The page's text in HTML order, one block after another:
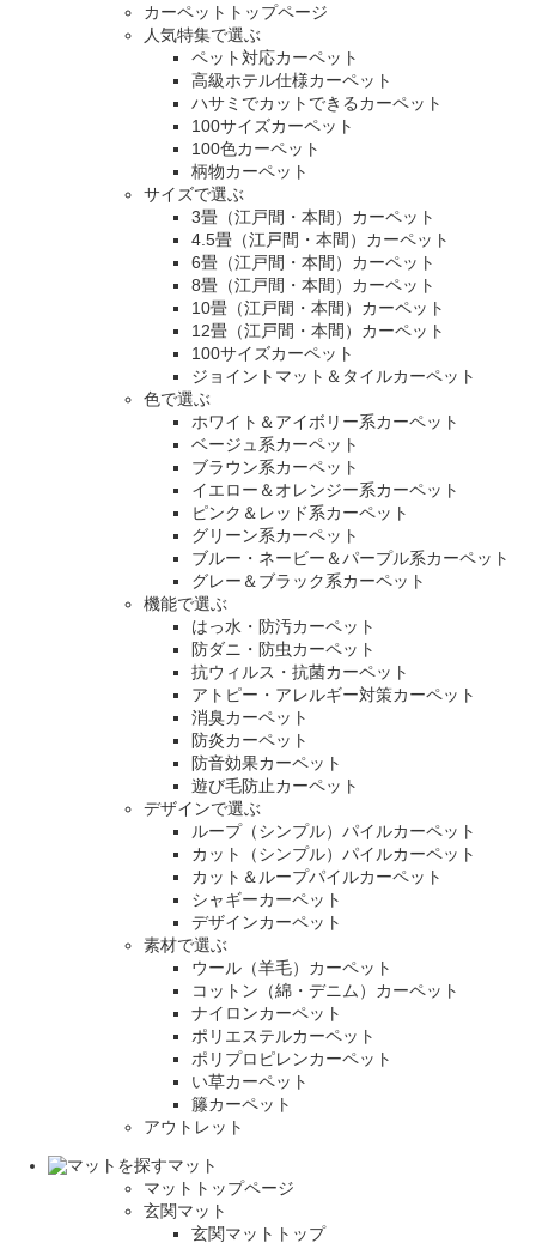
カーペットトップページ
人気特集で選ぶ
ペット対応カーペット
高級ホテル仕様カーペット
ハサミでカットできるカーペット
100サイズカーペット
100色カーペット
柄物カーペット
サイズで選ぶ
3畳（江戸間・本間）カーペット
4.5畳（江戸間・本間）カーペット
6畳（江戸間・本間）カーペット
8畳（江戸間・本間）カーペット
10畳（江戸間・本間）カーペット
12畳（江戸間・本間）カーペット
100サイズカーペット
ジョイントマット＆タイルカーペット
色で選ぶ
ホワイト＆アイボリー系カーペット
ベージュ系カーペット
ブラウン系カーペット
イエロー＆オレンジー系カーペット
ピンク＆レッド系カーペット
グリーン系カーペット
ブルー・ネービー＆パープル系カーペット
グレー＆ブラック系カーペット
機能で選ぶ
はっ水・防汚カーペット
防ダニ・防虫カーペット
抗ウィルス・抗菌カーペット
アトピー・アレルギー対策カーペット
消臭カーペット
防炎カーペット
防音効果カーペット
遊び毛防止カーペット
デザインで選ぶ
ループ（シンプル）パイルカーペット
カット（シンプル）パイルカーペット
カット＆ループパイルカーペット
シャギーカーペット
デザインカーペット
素材で選ぶ
ウール（羊毛）カーペット
コットン（綿・デニム）カーペット
ナイロンカーペット
ポリエステルカーペット
ポリプロピレンカーペット
い草カーペット
籐カーペット
アウトレット
マット
マットトップページ
玄関マット
玄関マットトップ